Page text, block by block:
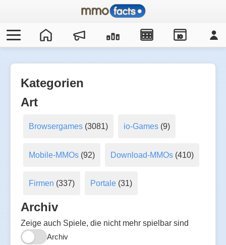
IO
Kategorien
Art
Browsergames(3081) io-Games (9)
Mobile-MMOs(92) Download-MMOs (410)
Firmen (337) Portale (31)
Archiv
Zeige auch Spiele, die nicht mehr spielbar sind
Archiv